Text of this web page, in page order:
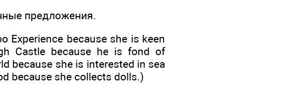
предложения.
Experience because she is keen
Castle because he is fond of
because she is interested in sea
because she collects dolls.)